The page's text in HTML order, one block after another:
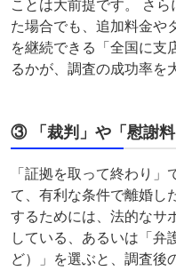
ことは大前提です。 さ
た場合でも、追加料金や
を継続できる「全国に支
るかが、調査の成功率を
③ 「裁判」や「慰謝
「証拠を取って終わり
て、有利な条件で離婚し
するためには、法的なサ
している、あるいは「弁
ど）」を選ぶと、調査後